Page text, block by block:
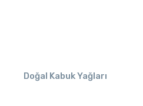
Doğal Kabuk Yağları